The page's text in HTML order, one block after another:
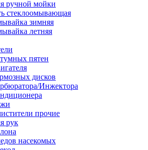
ручной мойки
стеклоомывающая
зимняя
летняя
пятен
дисков
Инжектора
прочие
рук
насекомых